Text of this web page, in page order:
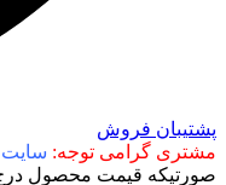
پشتیبان فروش
مشتری گرامی توجه: سایت